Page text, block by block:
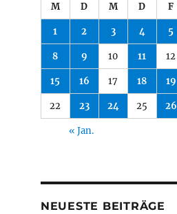
M D M D F
1 2 3 4 5
8 9 10 11 12
15 16 17 18 19
22 23 24 25 26
« Jan.
NEUESTE BEITRÄGE